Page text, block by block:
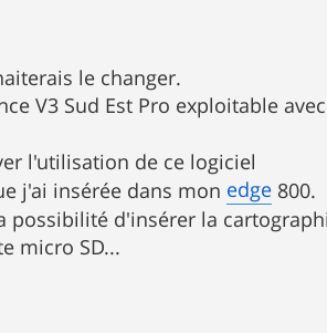
le changer.
V3 Sud Est Pro exploitable
l'utilisation de ce logiciel
j'ai insérée dans mon edge 800.
possibilité d'insérer la
micro SD...